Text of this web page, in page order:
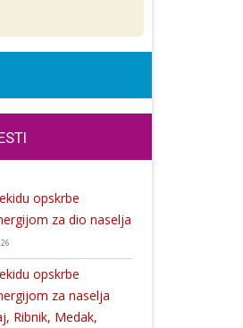
Legenda hrvatskog hokeja Zdenko Crnković bio u Gospiću
opskrbe
za dio naselja
opskrbe
za naselja
Ribnik, Medak,